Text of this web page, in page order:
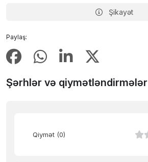
Paylaş:
Şikayət
Şərhlər və qiymətləndirmələr
Qiymət (0)